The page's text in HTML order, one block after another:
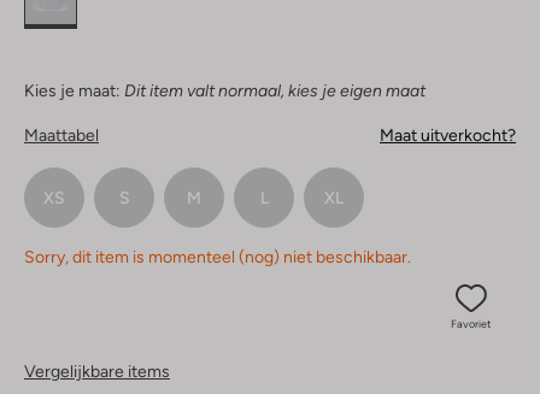
Kies je maat: Dit item valt normaal, kies je eigen maat
Maattabel Maat uitverkocht?
XS S M L XL
Sorry, dit item is momenteel (nog) niet beschikbaar.
Favoriet
Vergelijkbare items